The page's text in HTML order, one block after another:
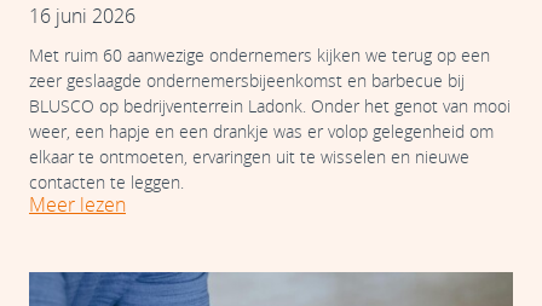
16 juni 2026
Met ruim 60 aanwezige ondernemers kijken we terug op een
zeer geslaagde ondernemersbijeenkomst en barbecue bij
BLUSCO op bedrijventerrein Ladonk. Onder het genot van mooi
weer, een hapje en een drankje was er volop gelegenheid om
elkaar te ontmoeten, ervaringen uit te wisselen en nieuwe
contacten te leggen.
Meer lezen